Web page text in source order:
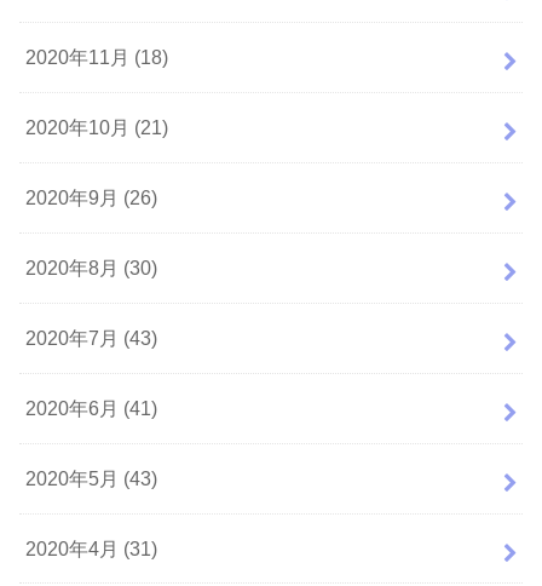
2020年11月 (18)
2020年10月 (21)
2020年9月 (26)
2020年8月 (30)
2020年7月 (43)
2020年6月 (41)
2020年5月 (43)
2020年4月 (31)